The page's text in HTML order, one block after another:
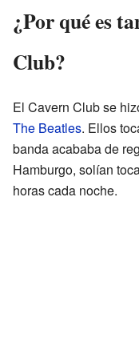
¿Por qué es
Club?
El Cavern Club se
The Beatles. Ellos
banda acababa de
Hamburgo, solían
horas cada noche.